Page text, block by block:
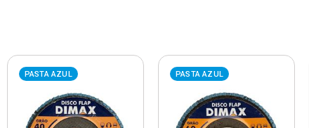
PASTA AZUL PASTA AZUL